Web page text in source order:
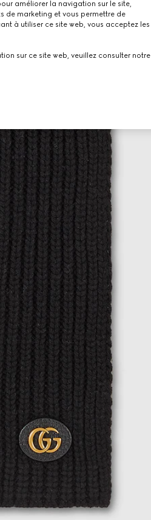
améliorer la navigation sur le site,
de marketing et vous permettre de
à utiliser ce site web, vous acceptez les
sur ce site web, veuillez consulter notre